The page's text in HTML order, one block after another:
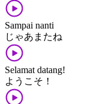
Sampai nanti
じゃあ​また​ね
Selamat datang!
ようこそ！